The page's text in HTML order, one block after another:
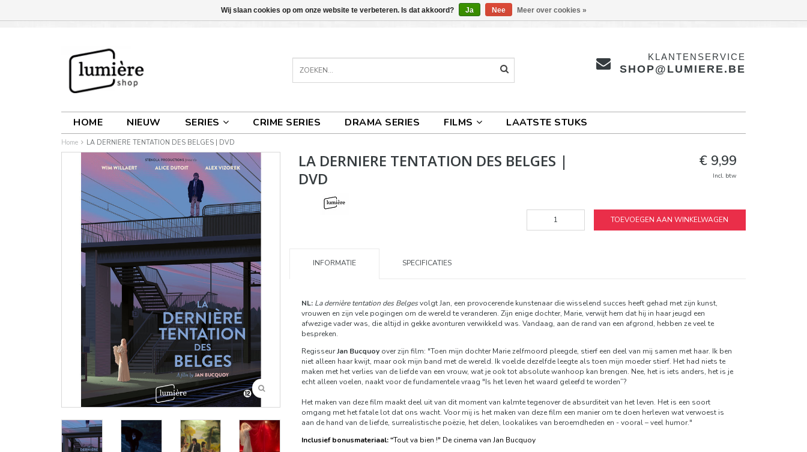
KLANTENSERVICE
SHOP@LUMIERE.BE
HOME NIEUW SERIES CRIME SERIES DRAMA SERIES FILMS LAATSTE STUKS
Home LA DERNIERE TENTATION DES BELGES | DVD
LA DERNIERE TENTATION DES BELGES |
DVD
€ 9,99
Incl. btw
TOEVOEGEN AAN WINKELWAGEN
INFORMATIE SPECIFICATIES
NL: La dernière tentation des Belgesvolgt Jan, een provocerende kunstenaar die wisselend succes heeft gehad met zijn kunst,
vrouwen en zijn vele pogingen om de wereld te veranderen. Zijn enige dochter, Marie, verwijt hem dat hij in haar jeugd een
afwezige vader was, die altijd in gekke avonturen verwikkeld was. Vandaag, aan de rand van een afgrond, hebben ze veel te
bespreken.
RegisseurJan Bucquoy over zijn film: "Toen mijn dochter Marie zelfmoord pleegde, stierf een deel van mij samen met haar. Ik ben
niet alleen haar kwijt, maar ook mijn band met de wereld. Ik voelde dezelfde leegte als toen mijn moeder stierf. Het had niets te
maken met het verlies van de liefde van een vrouw, wat je ook tot absolute wanhoop kan brengen. Nee, het is iets anders, het is je
echt alleen voelen, naakt voor de fundamentele vraag "Is het leven het waard geleefd te worden”?
Het maken van deze film maakt deel uit van dit moment van kalmte tegenover de absurditeit van het leven. Het is een soort
omgang met het fatale lot dat ons wacht. Voor mij is het maken van deze film een manier om te doen herleven wat verwoest is
aan de hand van de liefde, surrealistische poëzie, het delen, lookalikes van beroemdheden en - vooral – veel humor."
Inclusief bonusmateriaal: "Tout va bien !" De cinema van Jan Bucquoy
Wij slaan cookies op om onze website te verbeteren. Is dat akkoord? Ja Nee Meer over cookies »